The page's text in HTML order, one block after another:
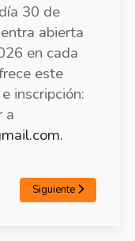
30 de
abierta
en cada
este
inscripción:
a
.
Siguiente